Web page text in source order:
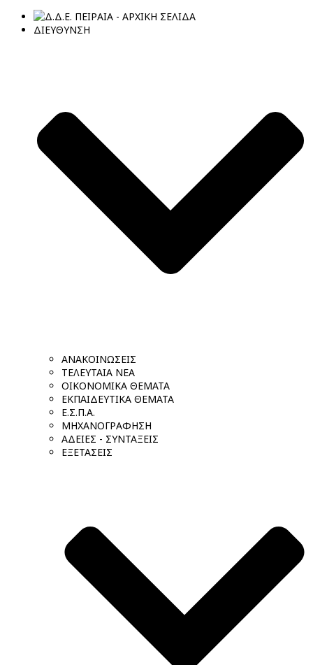
ΔΙΕΥΘΥΝΣΗ
ΑΝΑΚΟΙΝΩΣΕΙΣ
ΤΕΛΕΥΤΑΙΑ ΝΕΑ
ΟΙΚΟΝΟΜΙΚΑ ΘΕΜΑΤΑ
ΕΚΠΑΙΔΕΥΤΙΚΑ ΘΕΜΑΤΑ
Ε.Σ.Π.Α.
ΜΗΧΑΝΟΓΡΑΦΗΣΗ
ΑΔΕΙΕΣ - ΣΥΝΤΑΞΕΙΣ
ΕΞΕΤΑΣΕΙΣ